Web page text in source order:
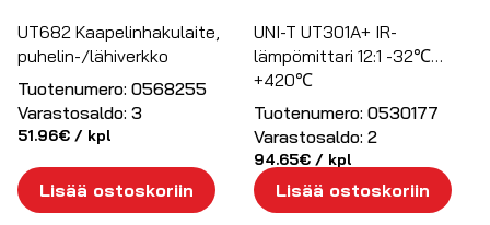
UT682 Kaapelinhakulaite,
puhelin-/lähiverkko
Tuotenumero: 0568255
Varastosaldo: 3
51.96€ / kpl
Lisää ostoskoriin
UNI-T UT301A+ IR-
lämpömittari 12:1 -32℃…
+420℃
Tuotenumero: 0530177
Varastosaldo: 2
94.65€ / kpl
Lisää ostoskoriin